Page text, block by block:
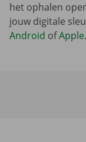
het ophalen
jouw digitale
Android ofApple.